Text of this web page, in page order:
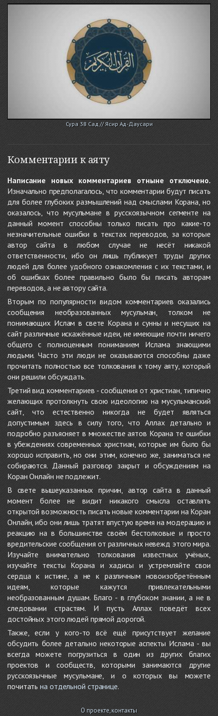
Сура 38 Сад // Ясир Ад-Даусари
Комментарии к аяту
Написание новых комментариев отныне отключено.
Изначально предполагалось, что комментарии будут писать
для более глубоких размышлений над смыслами Корана, но
оказалось, что мусульмане в русскоязычном сегменте на
данный момент способны только писать про какие-то
незначительные ошибки в текстах переводов, за которые
автор сайта в любом случае не несёт никакой
ответственности, ибо он лишь публикует труды других
людей для более удобного ознакомления с их текстами, и
об ошибках более правильно было бы писать авторам
переводов, а не автору сайта.
Вторым по популярности видом комментариев оказались
сообщения необразованных мусульман, толком не
понимающих Ислам в свете Корана и сунны и несущих на
сайт различные искажённые идеи, не имеющие почти ничего
общего с полноценным пониманием Ислама знающими
людьми. Часто эти люди не оказываются способны даже
прочитать полностью все толкования к тому аяту, который
они решили обсуждать.
Третий вид комментариев - сообщения от христиан, типично
желающих протолкнуть свою идеологию на мусульманский
сайт, что естественно никогда не будет являться
допустимым здесь в силу того, что Аллах детально и
подробно разъясняет в множестве аятов Корана те ошибки
в убеждениях современных христиан, которые им было бы
хорошо исправить, но они этим, конечно же, заниматься не
собираются. Данный разговор закрыт и обсуждениям на
Коран Онлайн не подлежит.
В свете вышеуказанных причин, автор сайта в данный
момент более не видит никакого смысла оставлять
открытой возможность писать новые комментарии на Коран
Онлайн, ибо они лишь тратят впустую время на модерацию и
реакцию на в большинстве своём бестолковые и просто
вредительские сообщения от различных невежд этого мира.
Изучайте внимательно толкования известных учёных,
изучайте тексты Корана и хадисы и устремляйте свои
сердца к истине, а не к различным новоизобретённым
идеям, которые кажутся привлекательными
необразованным душам. Благо - в глубоком знании, а не в
следовании страстям. И пусть Аллах поведёт всех
достойных этого людей прямой дорогой.
Также, если у кого-то всё ещё присутствует желание
обсудить более детально некоторые аспекты Ислама - вы
всегда можете погрузиться в один из других благих
проектов и сообществ, которыми занимаются другие
русскоязычные мусульмане, и о которых вы можете
почитатьна отдельной странице.
О проекте, контакты